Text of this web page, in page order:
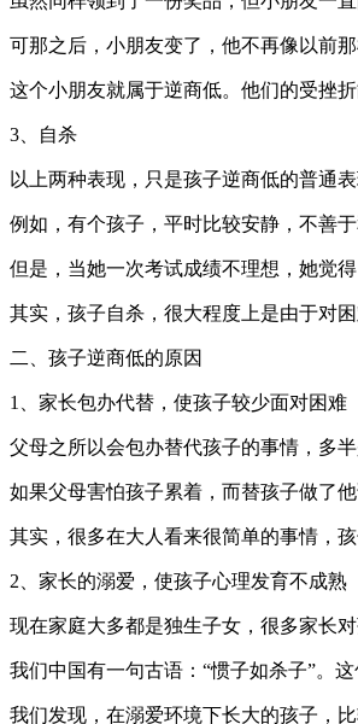
可那之后，小朋友变了，他不再像以前
这个小朋友就属于逆商低。他们的受挫
3、自杀
以上两种表现，只是孩子逆商低的普通
例如，有个孩子，平时比较安静，不善
但是，当她一次考试成绩不理想，她觉
其实，孩子自杀，很大程度上是由于对
二、孩子逆商低的原因
1、家长包办代替，使孩子较少面对困难
父母之所以会包办替代孩子的事情，多
如果父母害怕孩子累着，而替孩子做了
其实，很多在大人看来很简单的事情，
2、家长的溺爱，使孩子心理发育不成熟
现在家庭大多都是独生子女，很多家长
我们中国有一句古语：“惯子如杀子”。这
我们发现，在溺爱环境下长大的孩子，